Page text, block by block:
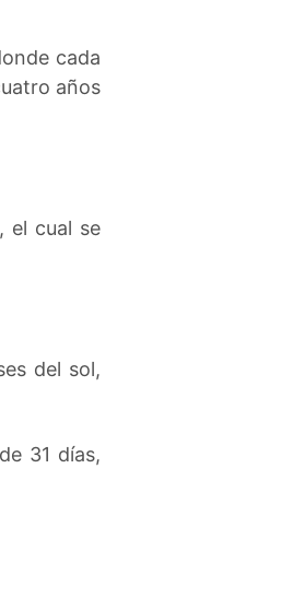
cada
años
el cual se
del sol,
31 días,